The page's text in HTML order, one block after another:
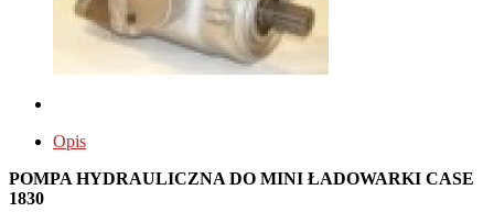
Opis
POMPA HYDRAULICZNA DO MINI ŁADOWARKI CASE
1830